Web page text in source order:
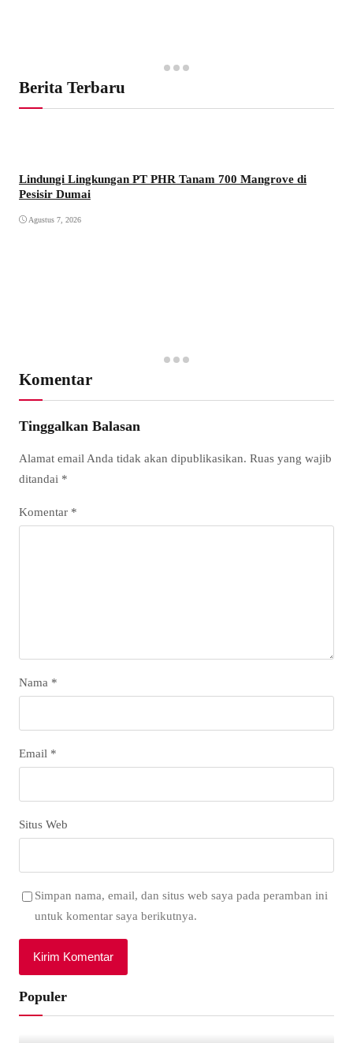
Berita Terbaru
Lindungi Lingkungan PT PHR Tanam 700 Mangrove di
Pesisir Dumai
Agustus 7, 2026
Komentar
Tinggalkan Balasan
Alamat email Anda tidak akan dipublikasikan. Ruas yang wajib
ditandai *
Komentar *
Nama *
Email *
Situs Web
Simpan nama, email, dan situs web saya pada peramban ini
untuk komentar saya berikutnya.
Populer